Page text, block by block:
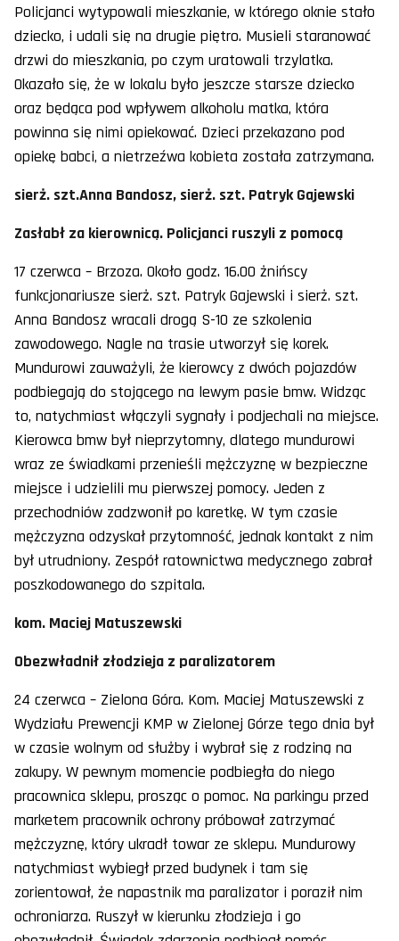
Policjanci wytypowali mieszkanie, w którego oknie stało
dziecko, i udali się na drugie piętro. Musieli staranować
drzwi do mieszkania, po czym uratowali trzylatka.
Okazało się, że w lokalu było jeszcze starsze dziecko
oraz będąca pod wpływem alkoholu matka, która
powinna się nimi opiekować. Dzieci przekazano pod
opiekę babci, a nietrzeźwa kobieta została zatrzymana.
sierż. szt.Anna Bandosz, sierż. szt. Patryk Gajewski
Zasłabł za kierownicą. Policjanci ruszyli z pomocą
17 czerwca – Brzoza. Około godz. 16.00 żnińscy
funkcjonariusze sierż. szt. Patryk Gajewski i sierż. szt.
Anna Bandosz wracali drogą S-10 ze szkolenia
zawodowego. Nagle na trasie utworzył się korek.
Mundurowi zauważyli, że kierowcy z dwóch pojazdów
podbiegają do stojącego na lewym pasie bmw. Widząc
to, natychmiast włączyli sygnały i podjechali na miejsce.
Kierowca bmw był nieprzytomny, dlatego mundurowi
wraz ze świadkami przenieśli mężczyznę w bezpieczne
miejsce i udzielili mu pierwszej pomocy. Jeden z
przechodniów zadzwonił po karetkę. W tym czasie
mężczyzna odzyskał przytomność, jednak kontakt z nim
był utrudniony. Zespół ratownictwa medycznego zabrał
poszkodowanego do szpitala.
kom. Maciej Matuszewski
Obezwładnił złodzieja z paralizatorem
24 czerwca – Zielona Góra. Kom. Maciej Matuszewski z
Wydziału Prewencji KMP w Zielonej Górze tego dnia był
w czasie wolnym od służby i wybrał się z rodziną na
zakupy. W pewnym momencie podbiegła do niego
pracownica sklepu, prosząc o pomoc. Na parkingu przed
marketem pracownik ochrony próbował zatrzymać
mężczyznę, który ukradł towar ze sklepu. Mundurowy
natychmiast wybiegł przed budynek i tam się
zorientował, że napastnik ma paralizator i poraził nim
ochroniarza. Ruszył w kierunku złodzieja i go